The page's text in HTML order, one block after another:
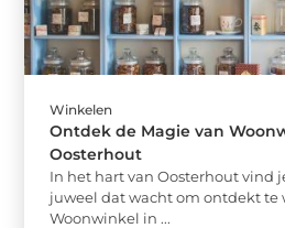
Winkelen
Ontdek de Magie van
Oosterhout
In het hart van Oosterhout vind
juweel dat wacht om ontdekt te
Woonwinkel in ...